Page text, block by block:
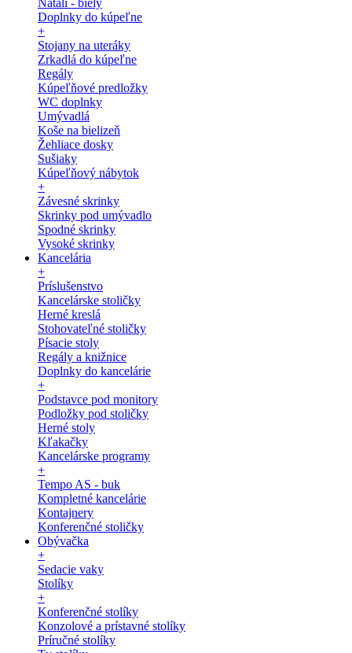
Natali - biely
Doplnky do kúpeľne
+
Stojany na uteráky
Zrkadlá do kúpeľne
Regály
Kúpeľňové predložky
WC doplnky
Umývadlá
Koše na bielizeň
Žehliace dosky
Sušiaky
Kúpeľňový nábytok
+
Závesné skrinky
Skrinky pod umývadlo
Spodné skrinky
Vysoké skrinky
Kancelária
+
Príslušenstvo
Kancelárske stoličky
Herné kreslá
Stohovateľné stoličky
Písacie stoly
Regály a knižnice
Doplnky do kancelárie
+
Podstavce pod monitory
Podložky pod stoličky
Herné stoly
Kľakačky
Kancelárske programy
+
Tempo AS - buk
Kompletné kancelárie
Kontajnery
Konferenčné stoličky
Obývačka
+
Sedacie vaky
Stolíky
+
Konferenčné stolíky
Konzolové a prístavné stolíky
Príručné stolíky